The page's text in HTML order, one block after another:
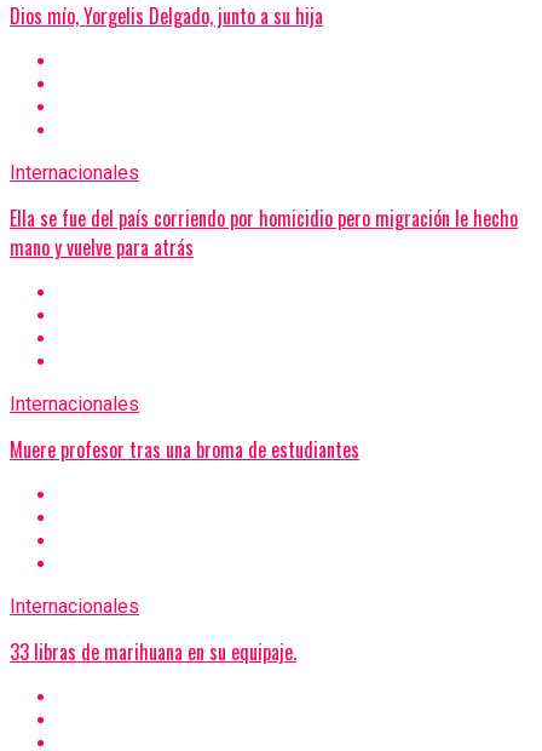
Dios mío, Yorgelis Delgado, junto a su hija
Internacionales
Ella se fue del país corriendo por homicidio pero migración le hecho
mano y vuelve para atrás
Internacionales
Muere profesor tras una broma de estudiantes
Internacionales
33 libras de marihuana en su equipaje.